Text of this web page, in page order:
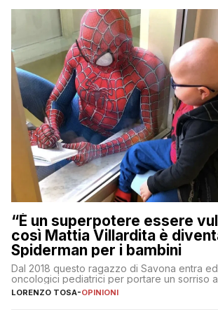
“È un superpotere essere
così Mattia Villardita è
Spiderman per i bambini
Dal 2018 questo ragazzo di Savona entra
oncologici pediatrici per portare un sorriso
LORENZO TOSA-OPINIONI